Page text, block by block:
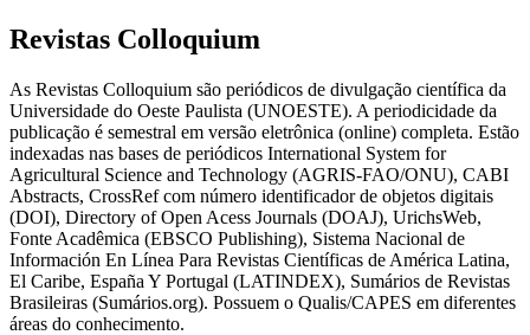
Revistas Colloquium
As Revistas Colloquium são periódicos de divulgação científica da
Universidade do Oeste Paulista (UNOESTE). A periodicidade da
publicação é semestral em versão eletrônica (online) completa. Estão
indexadas nas bases de periódicos International System for
Agricultural Science and Technology (AGRIS-FAO/ONU), CABI
Abstracts, CrossRef com número identificador de objetos digitais
(DOI), Directory of Open Acess Journals (DOAJ), UrichsWeb,
Fonte Acadêmica (EBSCO Publishing), Sistema Nacional de
Información En Línea Para Revistas Científicas de América Latina,
El Caribe, España Y Portugal (LATINDEX), Sumários de Revistas
Brasileiras (Sumários.org). Possuem o Qualis/CAPES em diferentes
áreas do conhecimento.